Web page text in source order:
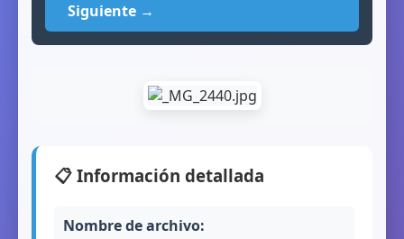
Siguiente →
📋 Información detallada
Nombre de archivo: